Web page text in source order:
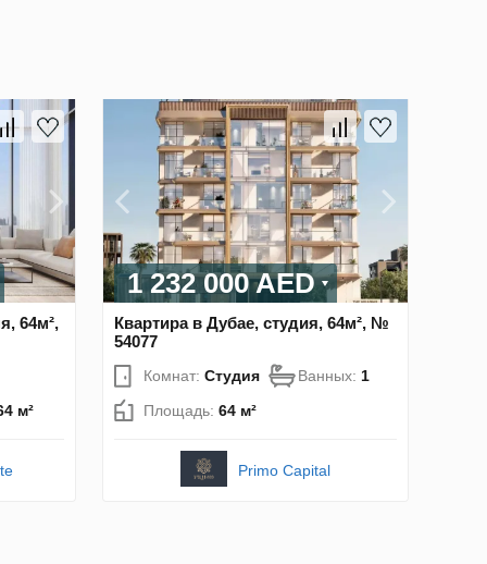
64м²,
м²
1 232 000 AED
Квартира в Дубае, студия, 64м², №
54077
Комнат: Студия Ванных: 1
Площадь: 64 м²
Primo Capital